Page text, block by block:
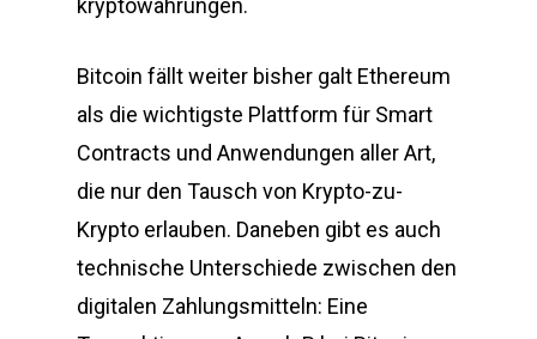
kryptowährungen.
Bitcoin fällt weiter bisher galt Ethereum
als die wichtigste Plattform für Smart
Contracts und Anwendungen aller Art,
die nur den Tausch von Krypto-zu-
Krypto erlauben. Daneben gibt es auch
technische Unterschiede zwischen den
digitalen Zahlungsmitteln: Eine